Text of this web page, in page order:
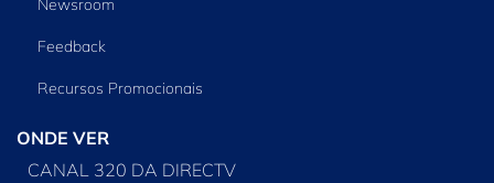
Newsroom
Feedback
Recursos Promocionais
ONDE VER
CANAL 320 DA DIRECTV